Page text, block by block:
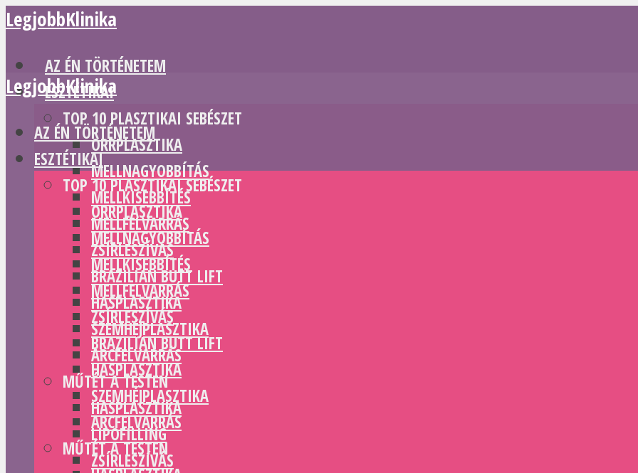
LegjobbKlinika
AZ ÉN TÖRTÉNETEM
ESZTÉTIKAI
TOP 10 PLASZTIKAI SEBÉSZET
ORRPLASZTIKA
MELLNAGYOBBÍTÁS
MELLKISEBBÍTÉS
MELLFELVARRÁS
ZSÍRLESZÍVÁS
BRAZILIAN BUTT LIFT
HASPLASZTIKA
SZEMHÉJPLASZTIKA
ARCFELVARRÁS
MŰTÉT A TESTEN
HASPLASZTIKA
LIPOFILLING
ZSÍRLESZÍVÁS
LegjobbKlinika
AZ ÉN TÖRTÉNETEM
ESZTÉTIKAI
TOP 10 PLASZTIKAI SEBÉSZET
ORRPLASZTIKA
MELLNAGYOBBÍTÁS
MELLKISEBBÍTÉS
MELLFELVARRÁS
ZSÍRLESZÍVÁS
BRAZILIAN BUTT LIFT
HASPLASZTIKA
SZEMHÉJPLASZTIKA
ARCFELVARRÁS
MŰTÉT A TESTEN